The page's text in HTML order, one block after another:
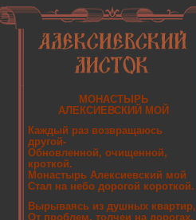
МОНАСТЫРЬ
АЛЕКСИЕВСКИЙ МОЙ
Каждый раз возвращаюсь
другой-
Обновленной, очищенной,
кроткой.
Монастырь Алексиевский мой
Стал на небо дорогой короткой.
Вырываясь из душных квартир,
От проблем, толчеи на дорогах,